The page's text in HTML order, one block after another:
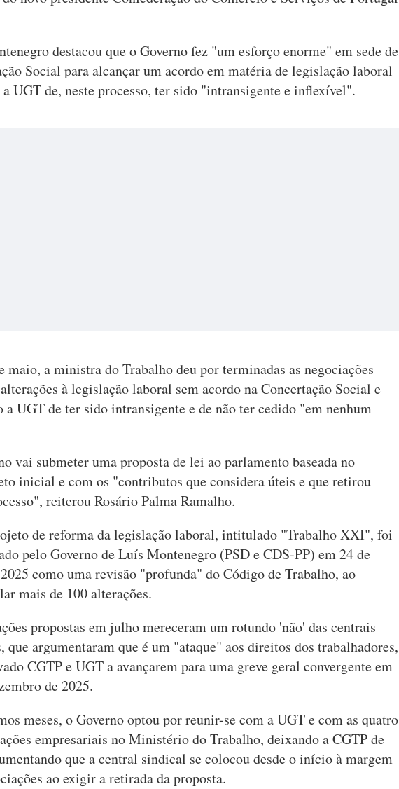
destacou que o Governo fez "um esforço enorme" em sede de
Social para alcançar um acordo em matéria de legislação laboral
a UGT de, neste processo, ter sido "intransigente e inflexível".
maio, a ministra do Trabalho deu por terminadas as negociações
à legislação laboral sem acordo na Concertação Social e
a UGT de ter sido intransigente e de não ter cedido "em nenhum
vai submeter uma proposta de lei ao parlamento baseada no
inicial e com os "contributos que considera úteis e que retirou
reiterou Rosário Palma Ramalho.
de reforma da legislação laboral, intitulado "Trabalho XXI", foi
pelo Governo de Luís Montenegro (PSD e CDS-PP) em 24 de
como uma revisão "profunda" do Código de Trabalho, ao
mais de 100 alterações.
propostas em julho mereceram um rotundo 'não' das centrais
que argumentaram que é um "ataque" aos direitos dos trabalhadores,
CGTP e UGT a avançarem para uma greve geral convergente em
de 2025.
meses, o Governo optou por reunir-se com a UGT e com as quatro
empresariais no Ministério do Trabalho, deixando a CGTP de
que a central sindical se colocou desde o início à margem
ao exigir a retirada da proposta.